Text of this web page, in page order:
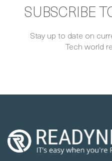
SUBSCRIBE
Stay up to date on
Tech world